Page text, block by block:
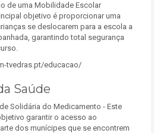
de uma Mobilidade Escolar
objetivo é proporcionar uma
se deslocarem para a escola a
garantindo total segurança
tvedras.pt/educacao/
Saúde
Solidária do Medicamento - Este
garantir o acesso ao
dos munícipes que se encontrem